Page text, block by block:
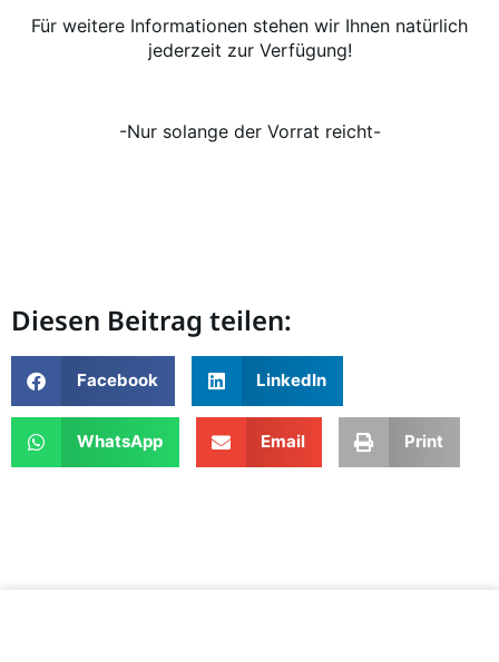
Für weitere Informationen stehen wir Ihnen natürlich
jederzeit zur Verfügung!
-Nur solange der Vorrat reicht-
Diesen Beitrag teilen:
Facebook LinkedIn
WhatsApp Email Print